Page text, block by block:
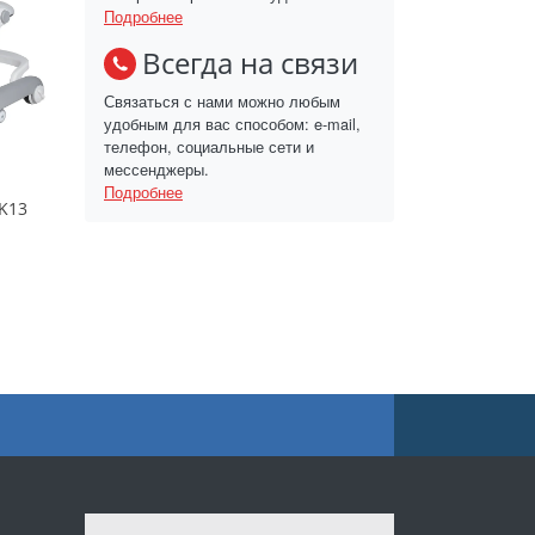
Подробнее
Всегда на связи
Связаться с нами можно любым
удобным для вас способом: e-mail,
телефон, социальные сети и
мессенджеры.
Подробнее